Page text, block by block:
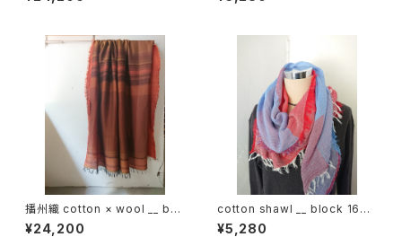
播州織 cotton × wool __ bor
der 220-120 落葉GK
¥24,200
cotton shawl __ block 160
初日影w
¥5,280